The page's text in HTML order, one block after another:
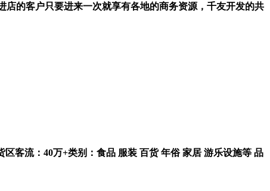
的客户只要进来一次就享有各地的商务资源，千友开发的共
区客流：40万+类别：食品 服装 百货 年俗 家居 游乐设施等 品